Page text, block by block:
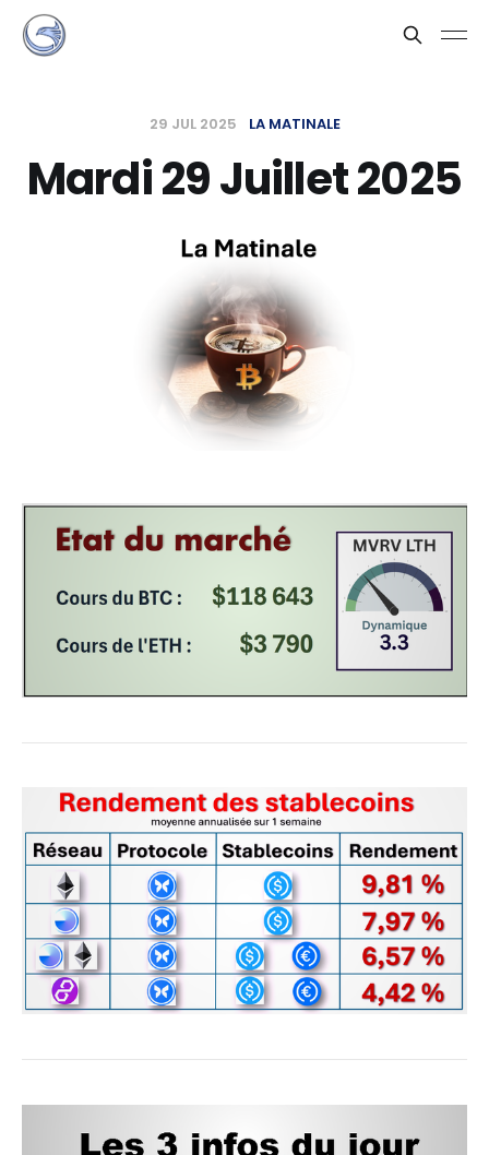
29 JUL 2025 LA MATINALE
Mardi 29 Juillet 2025